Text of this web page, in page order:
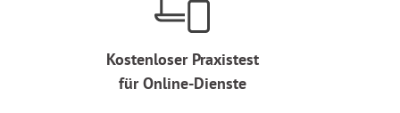
Kostenloser Praxistest
für Online-Dienste